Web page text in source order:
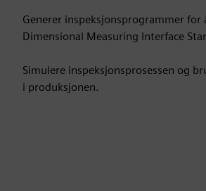
Generer inspeksjonsprogrammer
Dimensional Measuring Interface
Simulere inspeksjonsprosessen og
i produksjonen.